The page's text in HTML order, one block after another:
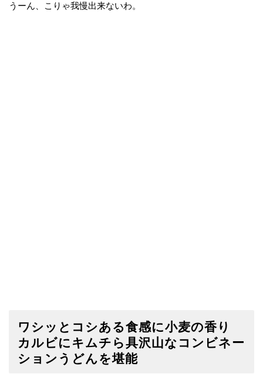
うーん、こりゃ我慢出来ないわ。
ワシッとコシある食感に小麦の香り
カルビにキムチら具沢山なコンビネー
ションうどんを堪能